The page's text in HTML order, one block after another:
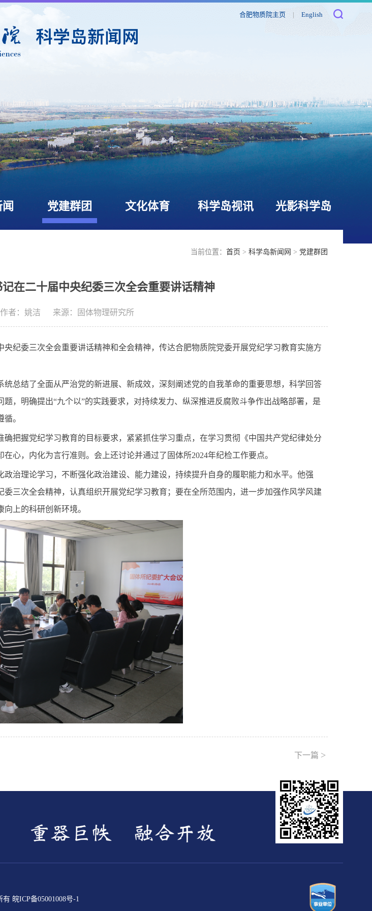
合肥物质院主页 | English
党建群团 文化体育 科学岛视讯 光影科学岛
当前位置： 首页 > 科学岛新闻网 > 党建群团
在二十届中央纪委三次全会重要讲话精神
作者： 姚洁 来源： 固体物理研究所
纪委三次全会重要讲话精神和全会精神，传达合肥物质院党委开展党纪学习教育实施方
统总结了全面从严治党的新进展、新成效，深刻阐述党的自我革命的重要思想，科学回答
，明确提出“九个以”的实践要求，对持续发力、纵深推进反腐败斗争作出战略部署，是
。
确把握党纪学习教育的目标要求，紧紧抓住学习重点， 在学习贯彻《中国共产党纪律处分
在心，内化为言行准则 。 会上还讨论并通过了固体所2024年纪检工作要点。
治理论学习，不断强化政治建设、能力建设，持续提升自身的履职能力和水平。他强
三次全会精神，认真组织开展党纪学习教育；要在全所范围内，进一步加强作风学风建
向上的科研创新环境。
下一篇 >
有 皖ICP备05001008号-1